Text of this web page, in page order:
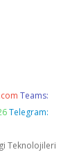
Teams:
Telegram:
Teknolojileri